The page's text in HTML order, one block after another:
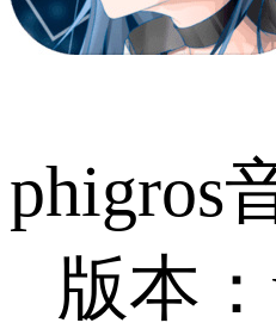
phigros
版本